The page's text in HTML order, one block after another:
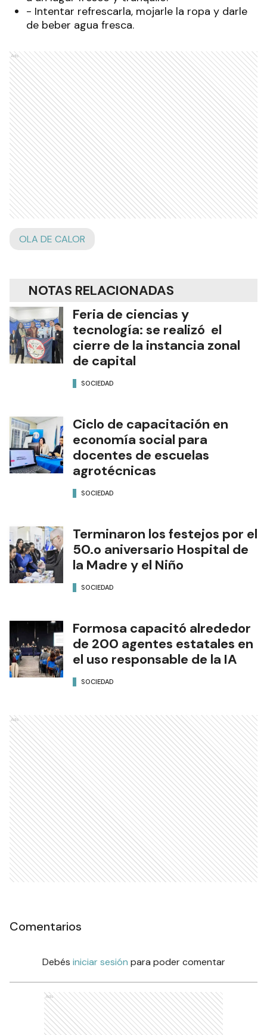
- Intentar refrescarla, mojarle la ropa y darle
de beber agua fresca.
Ads
OLA DE CALOR
NOTAS RELACIONADAS
Feria de ciencias y
tecnología: se realizó el
cierre de la instancia zonal
de capital
SOCIEDAD
Ciclo de capacitación en
economía social para
docentes de escuelas
agrotécnicas
SOCIEDAD
Terminaron los festejos por el
50.o aniversario Hospital de
la Madre y el Niño
SOCIEDAD
Formosa capacitó alrededor
de 200 agentes estatales en
el uso responsable de la IA
SOCIEDAD
Ads
Comentarios
Debés iniciar sesión para poder comentar
Ads